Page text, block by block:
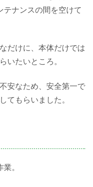
テナンスの間を空けて
だけに、本体だけでは
いたいところ。
安なため、安全第一で
てもらいました。
。